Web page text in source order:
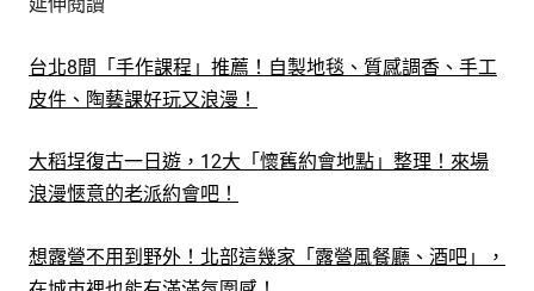
台北8間「手作課程」推薦！自製地毯、質感調香、手工
皮件、陶藝課好玩又浪漫！
大稻埕復古一日遊，12大「懷舊約會地點」整理！來場
浪漫愜意的老派約會吧！
想露營不用到野外！北部這幾家「露營風餐廳、酒吧」，